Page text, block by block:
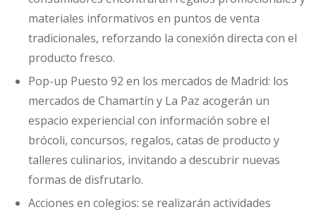
materiales informativos en puntos de venta
tradicionales, reforzando la conexión directa con el
producto fresco.
Pop-up Puesto 92 en los mercados de Madrid: los
mercados de Chamartín y La Paz acogerán un
espacio experiencial con información sobre el
brócoli, concursos, regalos, catas de producto y
talleres culinarios, invitando a descubrir nuevas
formas de disfrutarlo.
Acciones en colegios: se realizarán actividades